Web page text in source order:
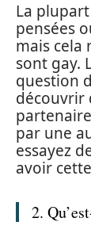
La
pensées
mais cela
sont gay.
question
découvrir
par une
essayez
avoir
2.